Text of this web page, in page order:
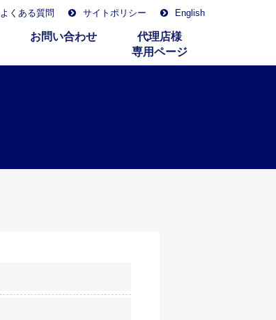
よくある質問 サイトポリシー English
お問い合わせ
代理店様
専用ページ